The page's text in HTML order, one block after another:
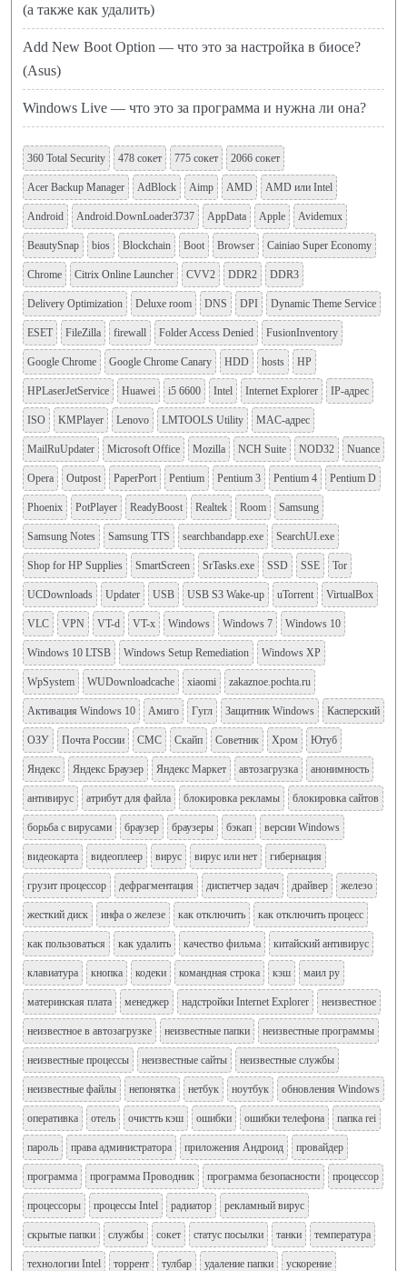
(а также как удалить)
Add New Boot Option — что это за настройка в биосе?
(Asus)
Windows Live — что это за программа и нужна ли она?
360 Total Security 478 сокет 775 сокет 2066 сокет
Acer Backup Manager AdBlock Aimp AMD AMD или Intel
Android Android.DownLoader3737 AppData Apple Avidemux
BeautySnap bios Blockchain Boot Browser Cainiao Super Economy
Chrome Citrix Online Launcher CVV2 DDR2 DDR3
Delivery Optimization Deluxe room DNS DPI Dynamic Theme Service
ESET FileZilla firewall Folder Access Denied FusionInventory
Google Chrome Google Chrome Canary HDD hosts HP
HPLaserJetService Huawei i5 6600 Intel Internet Explorer IP-адрес
ISO KMPlayer Lenovo LMTOOLS Utility MAC-адрес
MailRuUpdater Microsoft Office Mozilla NCH Suite NOD32 Nuance
Opera Outpost PaperPort Pentium Pentium 3 Pentium 4 Pentium D
Phoenix PotPlayer ReadyBoost Realtek Room Samsung
Samsung Notes Samsung TTS searchbandapp.exe SearchUI.exe
Shop for HP Supplies SmartScreen SrTasks.exe SSD SSE Tor
UCDownloads Updater USB USB S3 Wake-up uTorrent VirtualBox
VLC VPN VT-d VT-x Windows Windows 7 Windows 10
Windows 10 LTSB Windows Setup Remediation Windows XP
WpSystem WUDownloadcache xiaomi zakaznoe.pochta.ru
Активация Windows 10 Амиго Гугл Защитник Windows Касперский
ОЗУ Почта России СМС Скайп Советник Хром Ютуб
Яндекс Яндекс Браузер Яндекс Маркет автозагрузка анонимность
антивирус атрибут для файла блокировка рекламы блокировка сайтов
борьба с вирусами браузер браузеры бэкап версии Windows
видеокарта видеоплеер вирус вирус или нет гибернация
грузит процессор дефрагментация диспетчер задач драйвер железо
жесткий диск инфа о железе как отключить как отключить процесс
как пользоваться как удалить качество фильма китайский антивирус
клавиатура кнопка кодеки командная строка кэш маил ру
материнская плата менеджер надстройки Internet Explorer неизвестное
неизвестное в автозагрузке неизвестные папки неизвестные программы
неизвестные процессы неизвестные сайты неизвестные службы
неизвестные файлы непонятка нетбук ноутбук обновления Windows
оперативка отель очистть кэш ошибки ошибки телефона папка rei
пароль права администратора приложения Андроид провайдер
программа программа Проводник программа безопасности процессор
процессоры процессы Intel радиатор рекламный вирус
скрытые папки службы сокет статус посылки танки температура
технологии Intel торрент тулбар удаление папки ускорение